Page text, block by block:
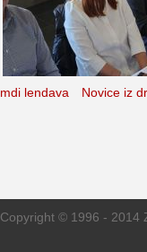
mdi lendava Novice iz
Copyright © 1996 - 2014